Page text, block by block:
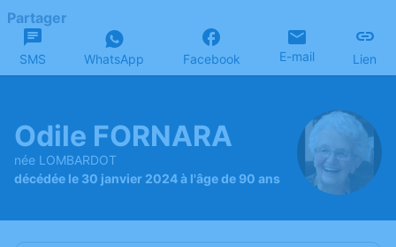
Partager
SMS WhatsApp Facebook E-mail Lien
Odile FORNARA
née LOMBARDOT
décédée le 30 janvier 2024 à l'âge de 90 ans